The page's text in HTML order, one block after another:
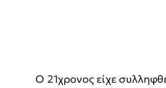
Ο 21χρονος είχε